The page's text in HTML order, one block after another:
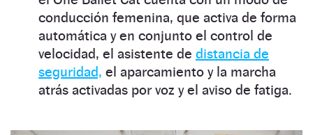
conducción femenina, que activa de forma
automática y en conjunto el control de
velocidad, el asistente de distancia de
seguridad, el aparcamiento y la marcha
atrás activadas por voz y el aviso de fatiga.